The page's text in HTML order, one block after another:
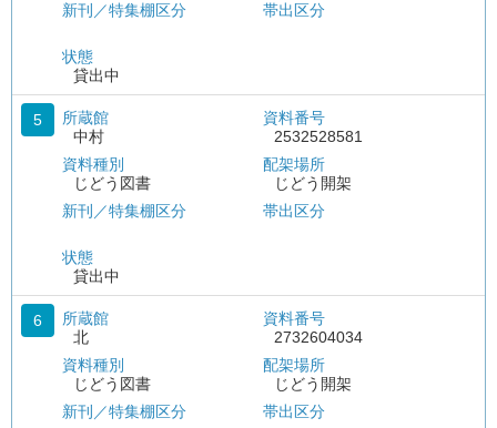
新刊／特集棚区分
状態
貸出中
帯出区分
5
所蔵館
中村
資料種別
じどう図書
新刊／特集棚区分
状態
貸出中
資料番号
2532528581
配架場所
じどう開架
帯出区分
6
所蔵館
北
資料種別
じどう図書
新刊／特集棚区分
資料番号
2732604034
配架場所
じどう開架
帯出区分